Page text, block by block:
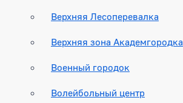
Верхняя Лесоперевалка
Верхняя зона Академгородка
Военный городок
Волейбольный центр